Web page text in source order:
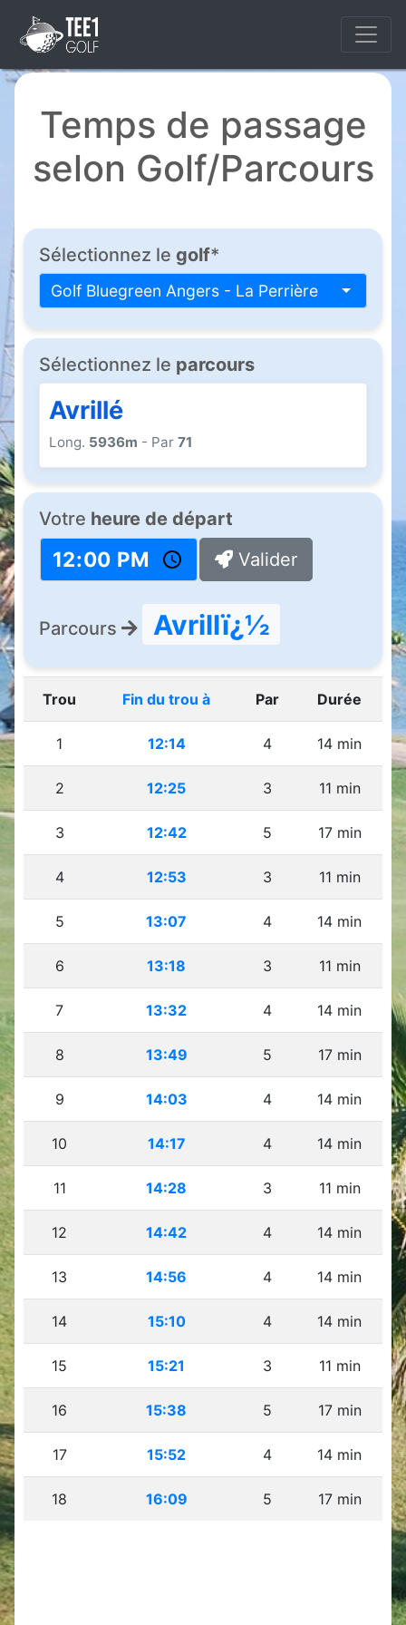
Temps de passage
selon Golf/Parcours
Sélectionnez le golf*
Golf Bluegreen Angers - La Perrière
Sélectionnez le parcours
Avrillé
Long. 5936m - Par 71
Votre heure de départ
Valider
Parcours Avrillï¿½
Trou Fin du trou à Par Durée
1 12:14 4 14 min
2 12:25 3 11 min
3 12:42 5 17 min
4 12:53 3 11 min
5 13:07 4 14 min
6 13:18 3 11 min
7 13:32 4 14 min
8 13:49 5 17 min
9 14:03 4 14 min
10 14:17 4 14 min
11 14:28 3 11 min
12 14:42 4 14 min
13 14:56 4 14 min
14 15:10 4 14 min
15 15:21 3 11 min
16 15:38 5 17 min
17 15:52 4 14 min
18 16:09 5 17 min